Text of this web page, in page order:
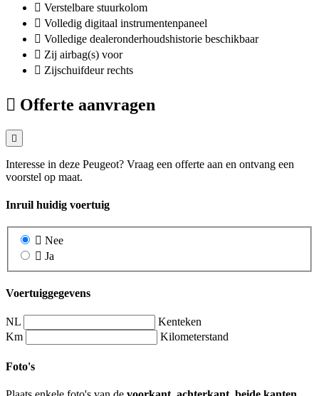
Verstelbare stuurkolom
Volledig digitaal instrumentenpaneel
Volledige dealeronderhoudshistorie beschikbaar
Zij airbag(s) voor
Zijschuifdeur rechts
Offerte aanvragen
Interesse in deze Peugeot? Vraag een offerte aan en ontvang een
voorstel op maat.
Inruil huidig voertuig
Nee
Ja
Voertuiggegevens
NL
Kenteken
Km
Kilometerstand
Foto's